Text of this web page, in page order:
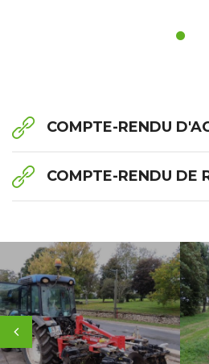
COMPTE-RENDU
COMPTE-RENDU DE